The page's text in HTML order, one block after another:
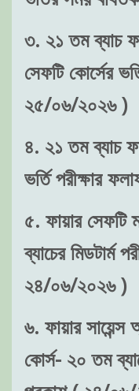
৩. ২১ তম ব্যাচ
সেফটি কোর্সের
২৫/০৬/২০২৬ )
৪. ২১ তম ব্যাচ
ভর্তি পরীক্ষার
৫. ফায়ার সেফটি
ব্যাচের মিডটার্ম
২৪/০৬/২০২৬ )
৬. ফায়ার
কোর্স- ২০ তম